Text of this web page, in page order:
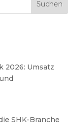
Suchen
2026: Umsatz
SHK-Branche